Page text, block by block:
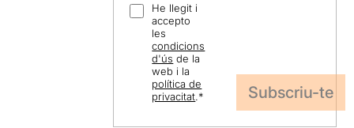
He llegit i
accepto
les
condicions
d'ús de la
web i la
política de
privacitat.*